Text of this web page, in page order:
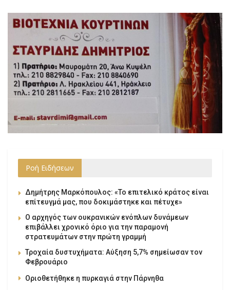
Ροή Ειδήσεων
Δημήτρης Μαρκόπουλος: «Το επιτελικό κράτος είναι
επίτευγμά μας, που δοκιμάστηκε και πέτυχε»
Ο αρχηγός των ουκρανικών ενόπλων δυνάμεων
επιβάλλει χρονικό όριο για την παραμονή
στρατευμάτων στην πρώτη γραμμή
Τροχαία δυστυχήματα: Αύξηση 5,7% σημείωσαν τον
Φεβρουάριο
Οριοθετήθηκε η πυρκαγιά στην Πάρνηθα